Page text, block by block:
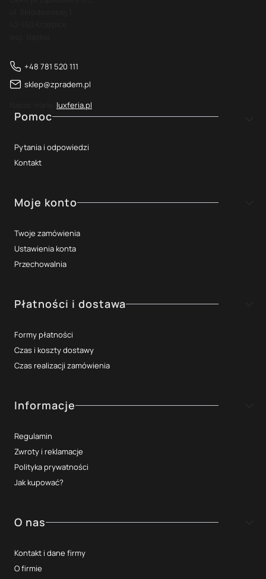
+48 781 520 111
sklep@zpradem.pl
luxferia.pl
Linki w stopce
Pomoc
Pytania i odpowiedzi
Kontakt
Moje konto
Twoje zamówienia
Ustawienia konta
Przechowalnia
Płatności i dostawa
Formy płatności
Czas i koszty dostawy
Czas realizacji zamówienia
Informacje
Regulamin
Zwroty i reklamacje
Polityka prywatności
Jak kupować?
O nas
Kontakt i dane firmy
O firmie